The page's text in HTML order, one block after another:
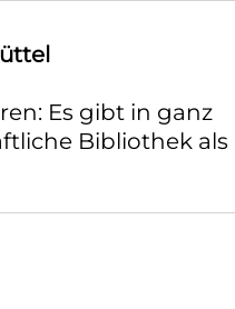
Es gibt in ganz
Bibliothek als